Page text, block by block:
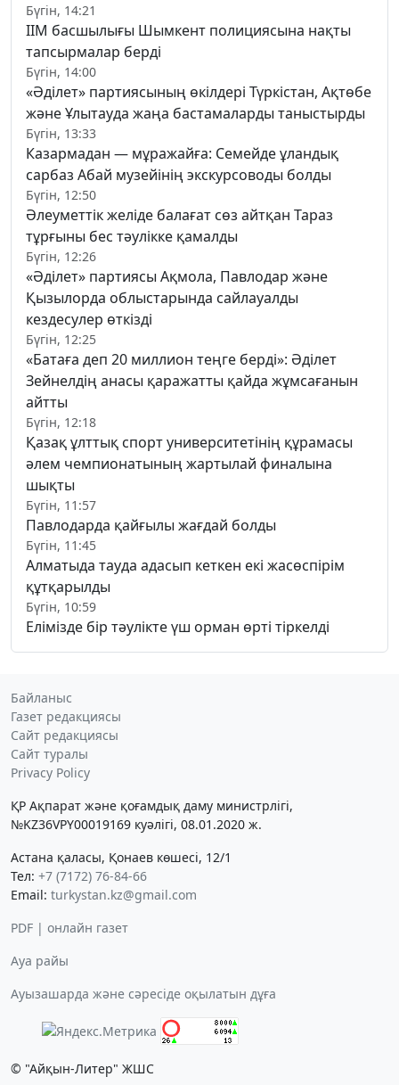
Бүгін, 14:21
ІІМ басшылығы Шымкент полициясына нақты
тапсырмалар берді
Бүгін, 14:00
«Әділет» партиясының өкілдері Түркістан, Ақтөбе
және Ұлытауда жаңа бастамаларды таныстырды
Бүгін, 13:33
Казармадан — мұражайға: Семейде ұландық
сарбаз Абай музейінің экскурсоводы болды
Бүгін, 12:50
Әлеуметтік желіде балағат сөз айтқан Тараз
тұрғыны бес тәулікке қамалды
Бүгін, 12:26
«Әділет» партиясы Ақмола, Павлодар және
Қызылорда облыстарында сайлауалды
кездесулер өткізді
Бүгін, 12:25
«Батаға деп 20 миллион теңге берді»: Әділет
Зейнелдің анасы қаражатты қайда жұмсағанын
айтты
Бүгін, 12:18
Қазақ ұлттық спорт университетінің құрамасы
әлем чемпионатының жартылай финалына
шықты
Бүгін, 11:57
Павлодарда қайғылы жағдай болды
Бүгін, 11:45
Алматыда тауда адасып кеткен екі жасөспірім
құтқарылды
Бүгін, 10:59
Елімізде бір тәулікте үш орман өрті тіркелді
Байланыс
Газет редакциясы
Сайт редакциясы
Сайт туралы
Privacy Policy
ҚР Ақпарат және қоғамдық даму министрлігі,
№KZ36VPY00019169 куәлігі, 08.01.2020 ж.
Астана қаласы, Қонаев көшесі, 12/1
Тел: +7 (7172) 76-84-66
Email: turkystan.kz@gmail.com
PDF | онлайн газет
Ауа райы
Ауызашарда және сәресіде оқылатын дұға
© "Айқын-Литер" ЖШС